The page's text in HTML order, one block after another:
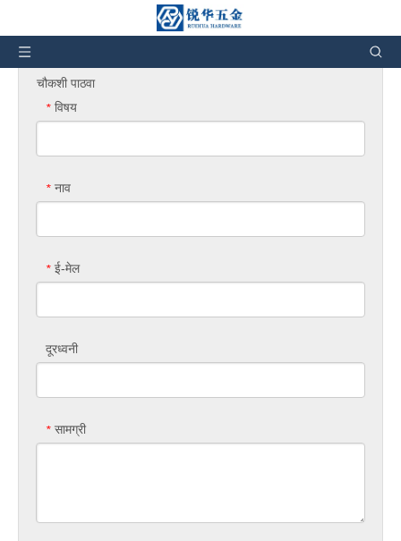
उत्पादन चौकशी
चौकशी पाठवा
* विषय
* नाव
* ई-मेल
दूरध्वनी
* सामग्री